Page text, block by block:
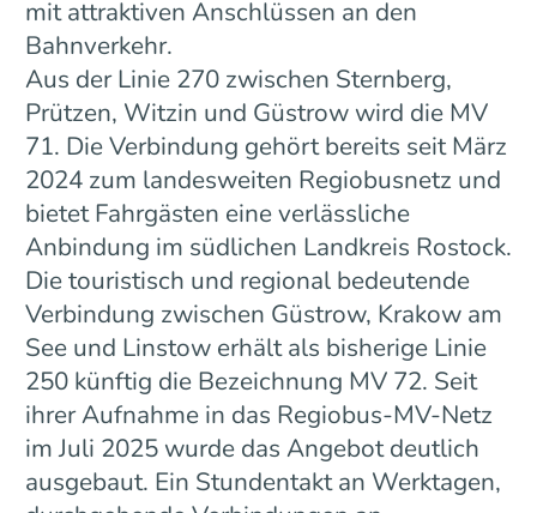
mit attraktiven Anschlüssen an den
Bahnverkehr.
Aus der Linie 270 zwischen Sternberg,
Prützen, Witzin und Güstrow wird die MV
71. Die Verbindung gehört bereits seit März
2024 zum landesweiten Regiobusnetz und
bietet Fahrgästen eine verlässliche
Anbindung im südlichen Landkreis Rostock.
Die touristisch und regional bedeutende
Verbindung zwischen Güstrow, Krakow am
See und Linstow erhält als bisherige Linie
250 künftig die Bezeichnung MV 72. Seit
ihrer Aufnahme in das Regiobus-MV-Netz
im Juli 2025 wurde das Angebot deutlich
ausgebaut. Ein Stundentakt an Werktagen,